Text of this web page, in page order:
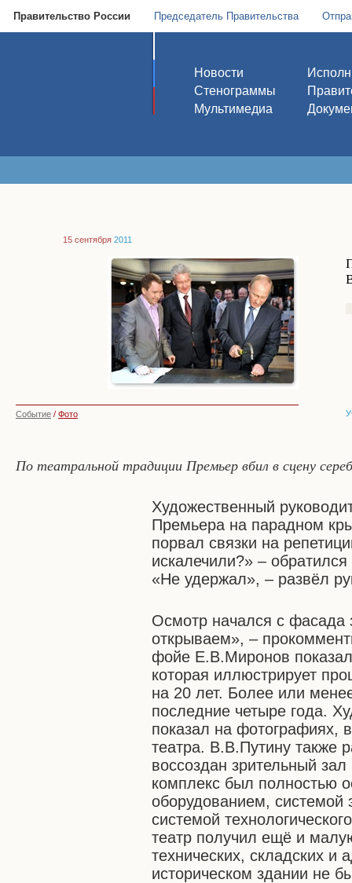
Правительство России Председатель Правительства
Новости
Стенограммы
Мультимедиа
15 сентября 2011
Событие / Фото
По театральной традиции Премьер вбил в сцену
Художественный
Премьера на парадном
порвал связки на
искалечили?» –
«Не удержал», – развёл
Осмотр начался с фасада
открываем», –
фойе Е.В.Миронов
которая иллюстрирует
на 20 лет. Более или
последние четыре года.
показал на фотографиях,
театра. В.В.Путину также
воссоздан зрительный
комплекс был полностью
оборудованием, системой
системой
театр получил ещё и
технических, складских
историческом здании не